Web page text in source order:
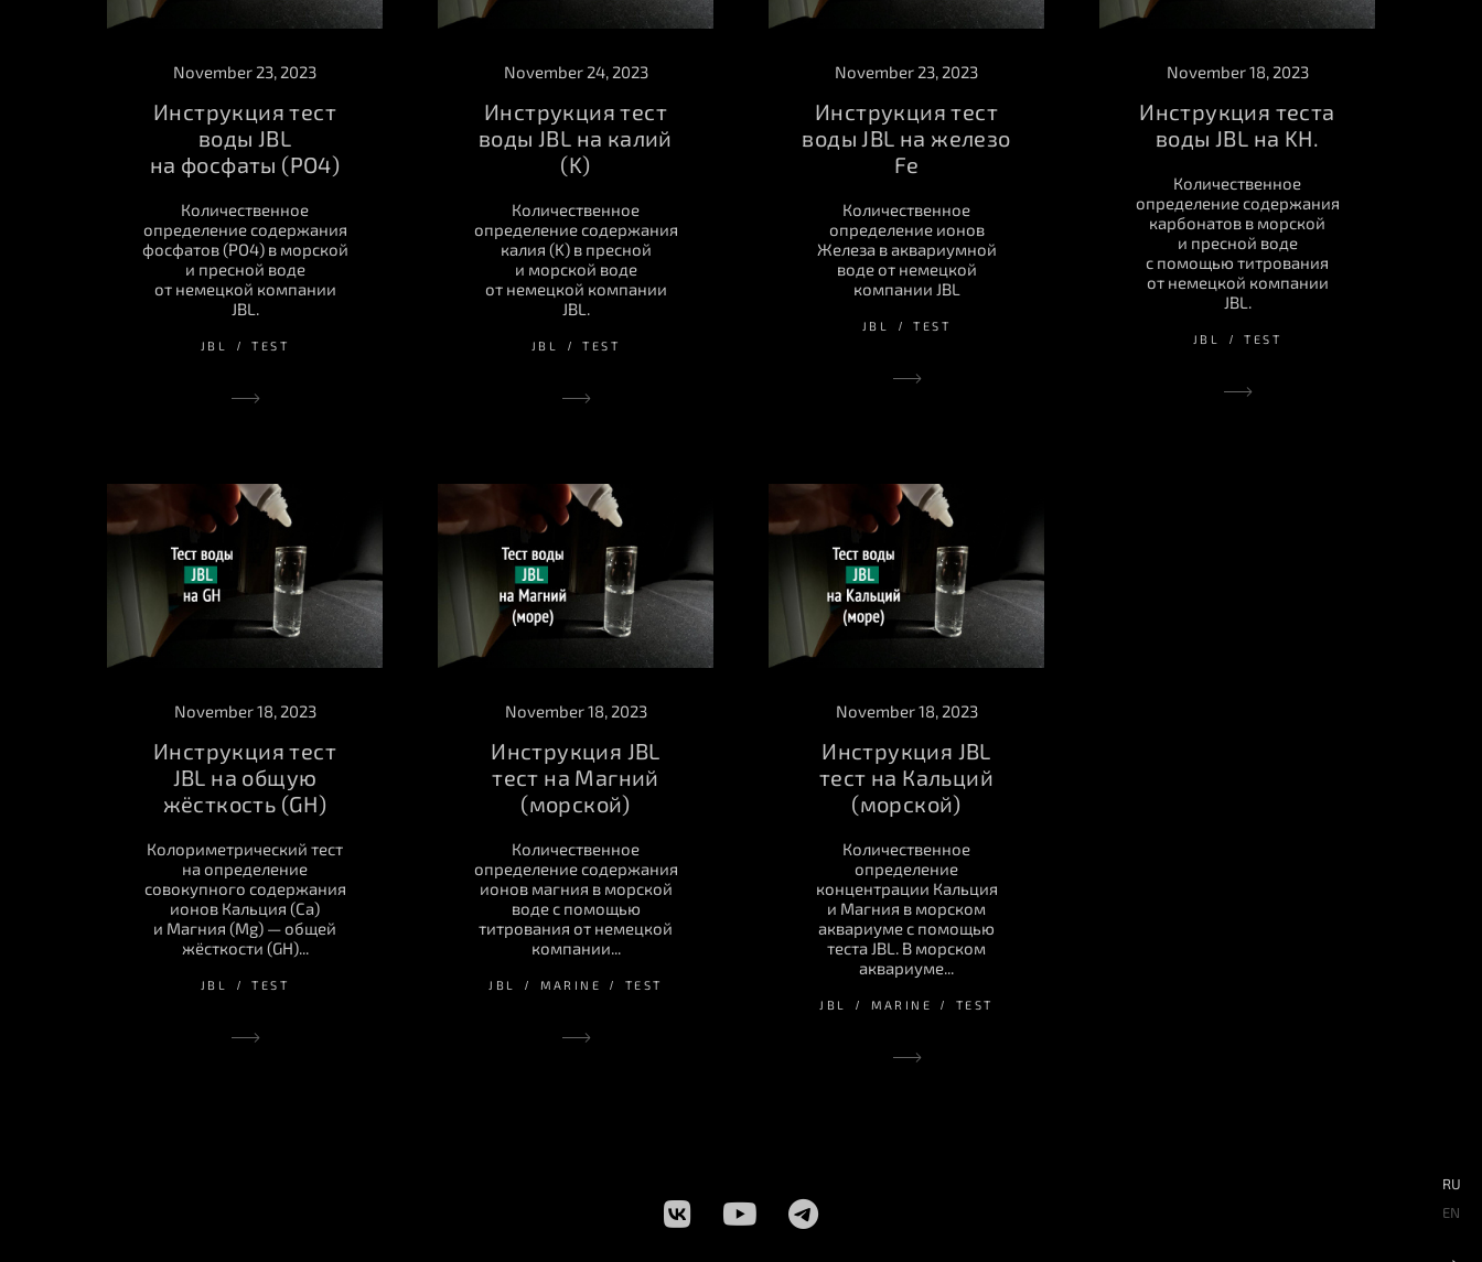
November 23, 2023
Инструкция тест
воды JBL
на фосфаты (PO4)
Количественное
определение содержания
фосфатов (PO4) в морской
и пресной воде
от немецкой компании
JBL.
JBL TEST
November 24, 2023
Инструкция тест
воды JBL на калий
(K)
Количественное
определение содержания
калия (K) в пресной
и морской воде
от немецкой компании
JBL.
JBL TEST
November 23, 2023
Инструкция тест
воды JBL на железо
Fe
Количественное
определение ионов
Железа в аквариумной
воде от немецкой
компании JBL
JBL TEST
November 18, 2023
Инструкция теста
воды JBL на KH.
Количественное
определение содержания
карбонатов в морской
и пресной воде
с помощью титрования
от немецкой компании
JBL.
JBL TEST
November 18, 2023
Инструкция тест
JBL на общую
жёсткость (GH)
Колориметрический тест
на определение
совокупного содержания
ионов Кальция (Ca)
и Магния (Mg) — общей
жёсткости (GH)...
JBL TEST
November 18, 2023
Инструкция JBL
тест на Магний
(морской)
Количественное
определение содержания
ионов магния в морской
воде с помощью
титрования от немецкой
компании...
JBL MARINE TEST
November 18, 2023
Инструкция JBL
тест на Кальций
(морской)
Количественное
определение
концентрации Кальция
и Магния в морском
аквариуме с помощью
теста JBL. В морском
аквариуме...
JBL MARINE TEST
RU
EN